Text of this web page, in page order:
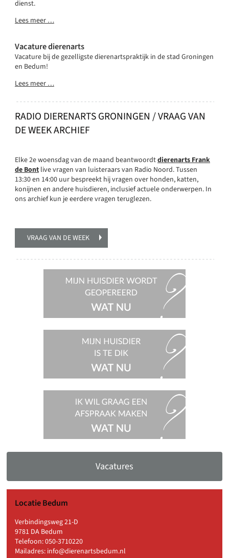
dienst.
Lees meer …
Vacature dierenarts
Vacature bij de gezelligste dierenartspraktijk in de stad Groningen
en Bedum!
Lees meer …
RADIO DIERENARTS GRONINGEN / VRAAG VAN
DE WEEK ARCHIEF
Elke 2e woensdag van de maand beantwoordtdierenarts Frank
de Bontlive vragen van luisteraars van Radio Noord. Tussen
13:30 en 14:00 uur bespreekt hij vragen over honden, katten,
konijnen en andere huisdieren, inclusief actuele onderwerpen. In
ons archief kun je eerdere vragen teruglezen.
VRAAG VAN DE WEEK
graag een
Vacatures
Locatie Bedum
Verbindingsweg 21-D
9781 DA Bedum
Telefoon:050-3710220
Mailadres: info@dierenartsbedum.nl